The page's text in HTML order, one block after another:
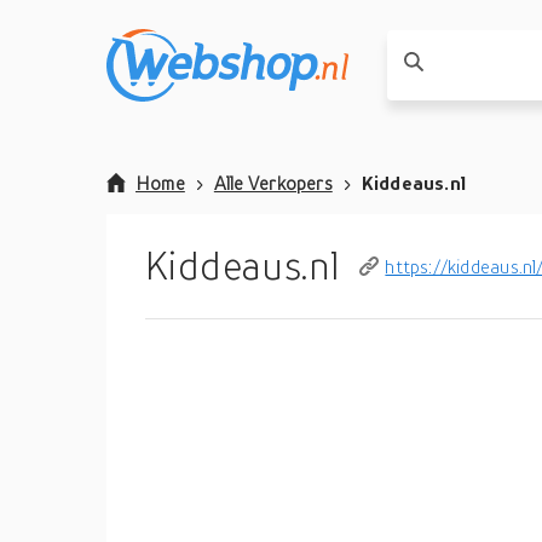
Home Alle Verkopers Kiddeaus.nl
Kiddeaus.nl https://